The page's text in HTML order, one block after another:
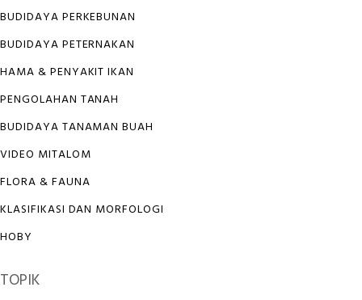
BUDIDAYA PERKEBUNAN
BUDIDAYA PETERNAKAN
HAMA & PENYAKIT IKAN
PENGOLAHAN TANAH
BUDIDAYA TANAMAN BUAH
VIDEO MITALOM
FLORA & FAUNA
KLASIFIKASI DAN MORFOLOGI
HOBY
TOPIK